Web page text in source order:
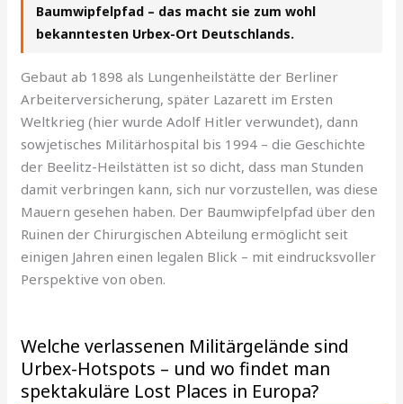
Baumwipfelpfad – das macht sie zum wohl
bekanntesten Urbex-Ort Deutschlands.
Gebaut ab 1898 als Lungenheilstätte der Berliner
Arbeiterversicherung, später Lazarett im Ersten
Weltkrieg (hier wurde Adolf Hitler verwundet), dann
sowjetisches Militärhospital bis 1994 – die Geschichte
der Beelitz-Heilstätten ist so dicht, dass man Stunden
damit verbringen kann, sich nur vorzustellen, was diese
Mauern gesehen haben. Der Baumwipfelpfad über den
Ruinen der Chirurgischen Abteilung ermöglicht seit
einigen Jahren einen legalen Blick – mit eindrucksvoller
Perspektive von oben.
Welche verlassenen Militärgelände sind
Urbex-Hotspots – und wo findet man
spektakuläre Lost Places in Europa?